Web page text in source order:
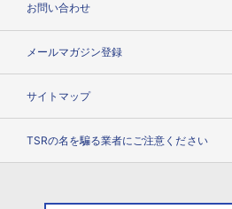
お問い合わせ
メールマガジン登録
サイトマップ
TSRの名を騙る業者にご注意ください